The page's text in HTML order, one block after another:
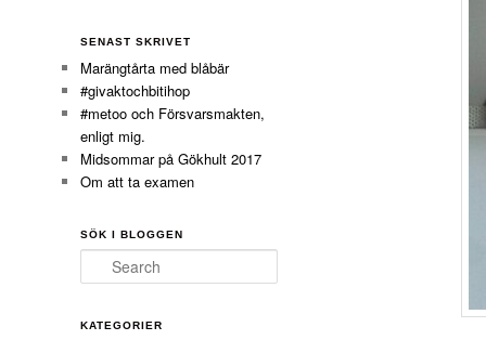
SENAST SKRIVET
Marängtårta med blåbär
#givaktochbitihop
#metoo och Försvarsmakten,
enligt mig.
Midsommar på Gökhult 2017
Om att ta examen
SÖK I BLOGGEN
Search
KATEGORIER